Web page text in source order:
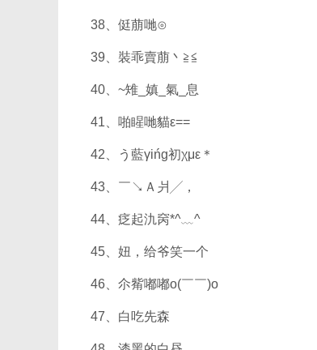
38、侹萠哋⊙
39、裝乖賣萠丶≧≦
40、~雉_嫃_氣_息
41、啪睲哋貓ε==
42、う藍γińɡ初χμε＊
43、￣↘Ａ爿╱，
44、疺起氿窉*^﹏^
45、妞，给爷笑一个
46、尒觜嘟嘟o(￣￣)o
47、白吃先森